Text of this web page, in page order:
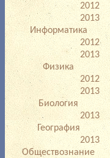
2012
2013
Информатика
2012
2013
Физика
2012
2013
Биология
2013
География
2013
Обществознание